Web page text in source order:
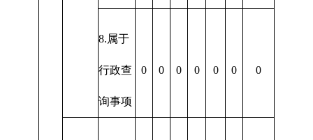
8.属于
行政查
询事项
0 0 0 0 0 0 0